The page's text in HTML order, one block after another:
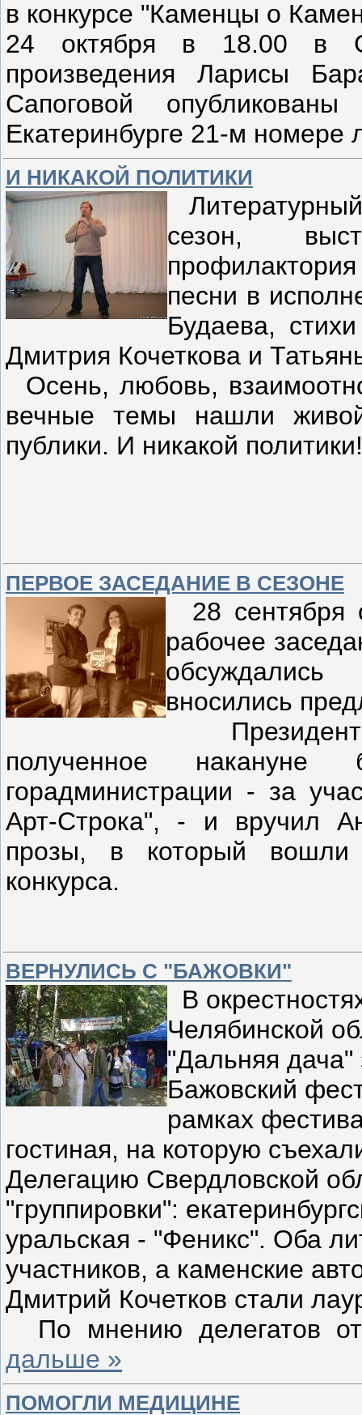
в конкурсе "Каменцы о
24 октября в 18.00 в
произведения Ларисы
Сапоговой
Екатеринбурге 21-м номере
И НИКАКОЙ ПОЛИТИКИ
сезон,
песни в
Будаева,
Дмитрия Кочеткова и
Осень, любовь,
вечные темы нашли
публики. И никакой политики!
ПЕРВОЕ ЗАСЕДАНИЕ В СЕЗОНЕ
28 сентября
рабочее
вносились
Президент
полученное накануне
горадминистрации - за
Арт-Строка", - и вручил
прозы, в который вошли
конкурса.
ВЕРНУЛИСЬ С "БАЖОВКИ"
В
Челябинской
"Дальняя дача"
Бажовский
рамках
гостиная, на которую
Делегацию Свердловской
"группировки":
уральская - "Феникс". Оба
участников, а каменские
Дмитрий Кочетков стали
По мнению делегатов
дальше »
ПОМОГЛИ МЕДИЦИНЕ